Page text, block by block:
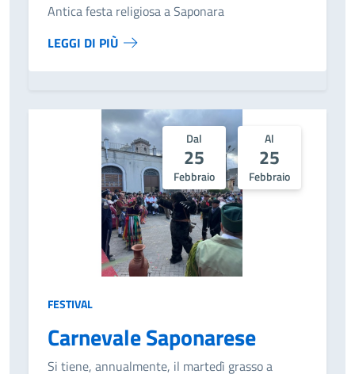
Antica festa religiosa a Saponara
LEGGI DI PIÙ
Dal
25
Febbraio
Al
25
Febbraio
FESTIVAL
Carnevale Saponarese
Si tiene, annualmente, il martedì grasso a